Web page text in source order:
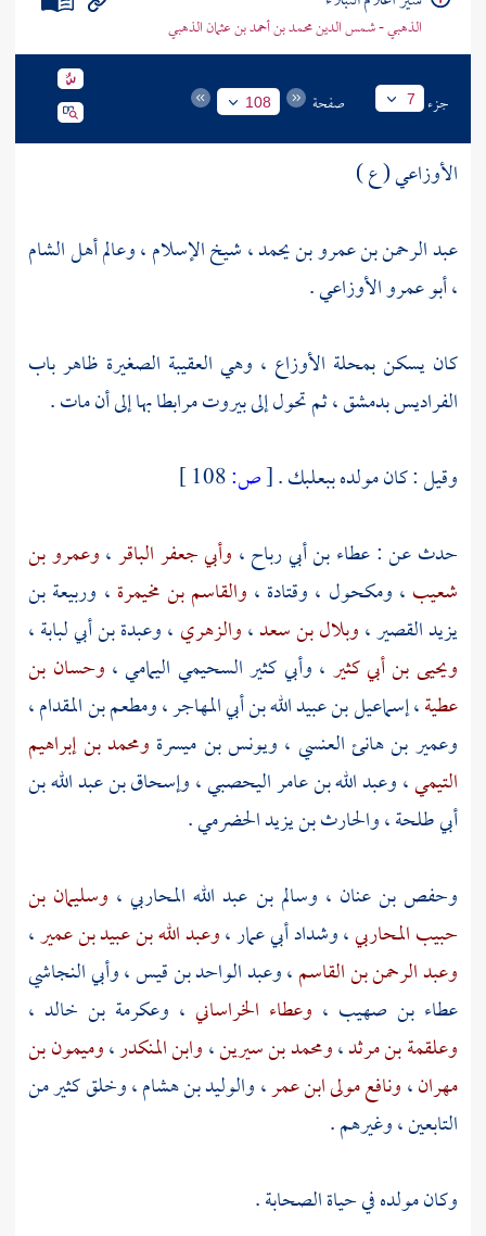
الذهبي - شمس الدين محمد بن أحمد بن عثمان الذهبي
جزء 7 صفحة 108
الأوزاعي ( ع )
عبد الرحمن بن عمرو بن يحمد ، شيخ الإسلام ، وعالمأهلالشام
، أبو عمرو الأوزاعي .
كان يسكن بمحلة الأوزاع ، وهي العقيبة الصغيرة ظاهرباب
الفراديسبدمشق، ثم تحول إلىبيروتمرابطا بها إلى أن مات .
وقيل : كان مولدهببعلبك.
[ص:
حدث عن :عطاء بن أبي رباح، وأبي جعفر الباقر،وعمرو بن
شعيب ، ومكحول ، وقتادة ، والقاسم بن مخيمرة ، وربيعة بن
يزيد القصير،وبلال بن سعد،والزهري ،وعبدة بن أبي لبابة،
ويحيى بن أبي كثير ، وأبي كثير السحيمي اليمامي، وحسان بن
عطية،إسماعيل بن عبيد الله بن أبي المهاجر،ومطعم بن المقدام،
وعمير بن هانئ العنسي ، ويونس بن ميسرة ومحمد بن إبراهيم
التيمي،وعبد الله بن عامر اليحصبي،وإسحاق بن عبد الله بن
أبي طلحة،والحارث بن يزيد الحضرمي.
وحفص بن عنان ، وسالم بن عبد الله المحاربي ، وسليمان بن
حبيب المحاربي،وشداد أبي عمار،وعبد الله بن عبيد بن عمير،
وعبد الرحمن بن القاسم،وعبد الواحد بن قيس،وأبي النجاشي
عطاء بن صهيب ، وعطاء الخراساني ، وعكرمة بن خالد ،
وعلقمة بن مرثد،ومحمد بن سيرين،وابن المنكدر،وميمون بن
مهران،ونافع مولى ابن عمر،والوليد بن هشام، وخلق كثير من
التابعين ، وغيرهم .
وكان مولده في حياة الصحابة .